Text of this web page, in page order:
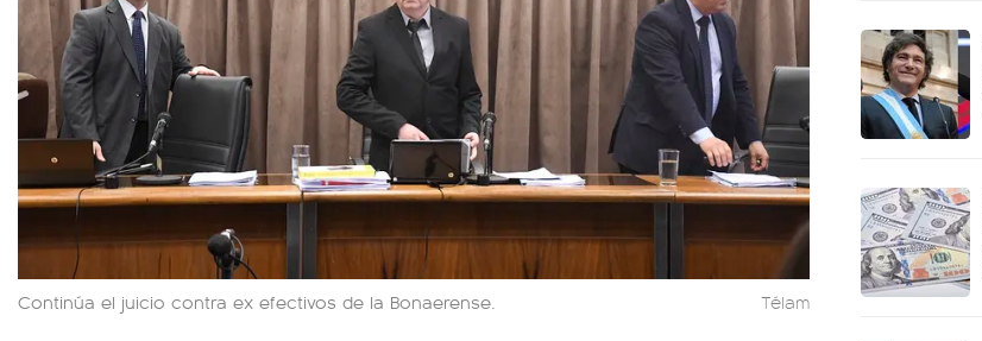
Continúa el juicio contra ex efectivos de la Bonaerense. Télam